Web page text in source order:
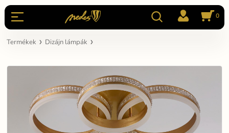
0
Termékek Dizájn lámpák